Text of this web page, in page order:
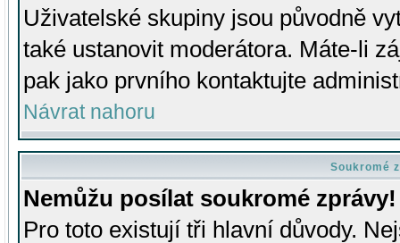
Uživatelské skupiny jsou původně
také ustanovit moderátora. Máte-li
pak jako prvního kontaktujte
Návrat nahoru
Soukromé
Nemůžu posílat soukromé zprávy!
Pro toto existují tři hlavní důvody.